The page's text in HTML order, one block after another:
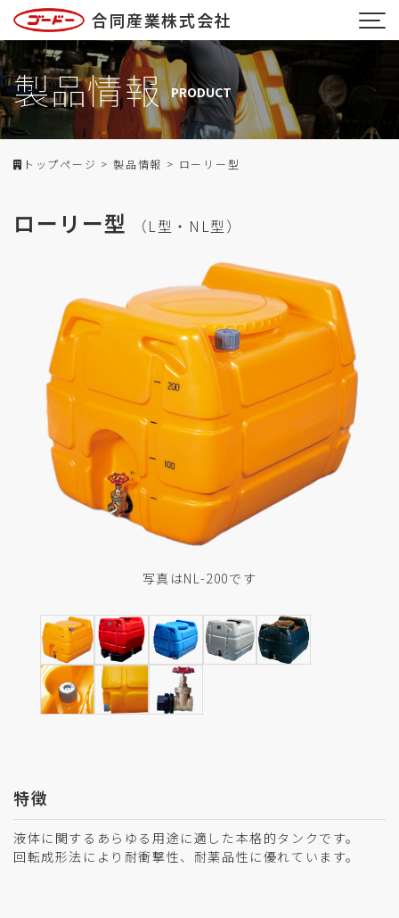
合同産業株式会社
製品情報 PRODUCT
トップページ >製品情報 > ローリー型
ローリー型 （L型・NL型）
写真はNL-200です
特徴
液体に関するあらゆる用途に適した本格的タンクです。
回転成形法により耐衝撃性、耐薬品性に優れています。